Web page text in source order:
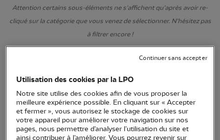
Attention certains sous-éléments ne s'affichent qu'après avoir re-
cliqué sur la catégorie que vous venez de sélectionner. N'hésitez pas
à filtrer encore !
Utilisation des cookies par la LPO
Notre site utilise des cookies afin de vous proposer la
meilleure expérience possible. En cliquant sur « Accepter
et fermer », vous autorisez le stockage de cookies sur
votre appareil pour améliorer votre navigation sur nos
pages, nous permettre d’analyser l’utilisation du site et
ainsi contribuer à l’améliorer. Vous pourrez revenir sur
Continuer sans accepter